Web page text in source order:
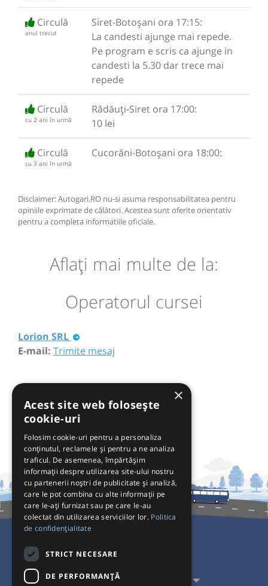
Circulă
anul trecut
Siret-Botoșani ora 17:15:
La candesti ajunge mai repede.
Pe program e scris ca ajunge in
candesti la 5.30 dar trece mai
repede
Circulă
cu 2 ani în urmă
Rădăuți-Siret ora 17:00:
10 lei
Circulă
cu 3 ani în urmă
Cucorăni-Botoșani ora 18:00:
Disclaimer: Autogari.RO nu-si asuma responsabilitatea pentru
opiniile exprimate de călători. Acestea sunt oferite orientativ
pentru a completa informatiile oficiale.
Aflaţi mai multe de la:
Operatorul cursei
Lorion SRL
E-mail: Trimite mesaj
Pentru Călători
Pentru Transportatori
×
Acest site web folosește
cookie-uri
Folosim cookie-uri pentru a personaliza
conținutul, reclamele și pentru a ne analiza
traficul. De asemenea, împărtășim
informații despre utilizarea site-ului nostru
cu partenerii noștri de publicitate și analiză,
care le pot combina cu alte informații pe
care le-ați furnizat sau pe care le-au
colectat din utilizarea serviciilor lor. Politica
de confidențialitate
STRICT NECESARE
DE PERFORMANȚĂ